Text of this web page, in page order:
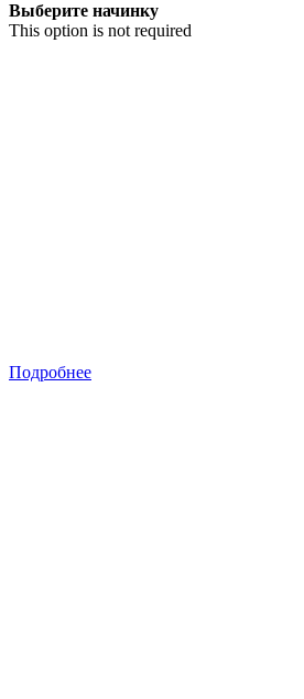
Выберите начинку
This option is not required
Подробнее